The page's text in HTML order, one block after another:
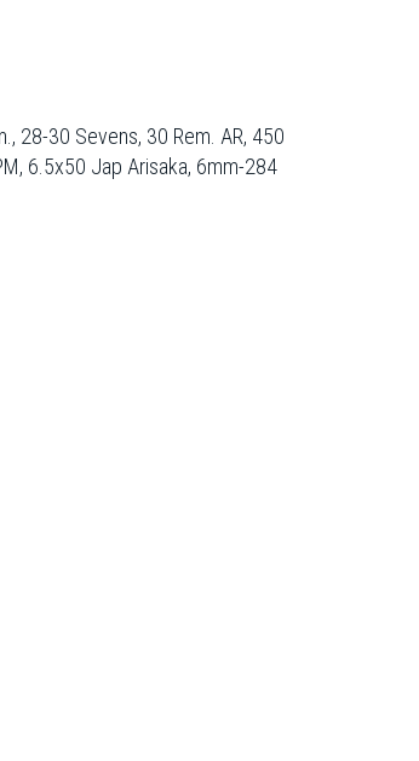
28-30 Sevens, 30 Rem. AR, 450
6.5x50 Jap Arisaka, 6mm-284